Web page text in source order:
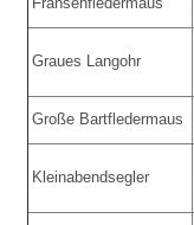
Graues Langohr
Große Bartfledermaus
Kleinabendsegler